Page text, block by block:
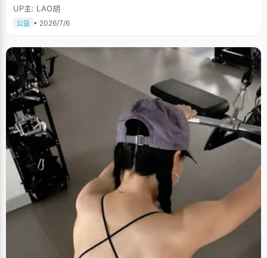
UP主: LAO胡
公益 • 2026/7/6